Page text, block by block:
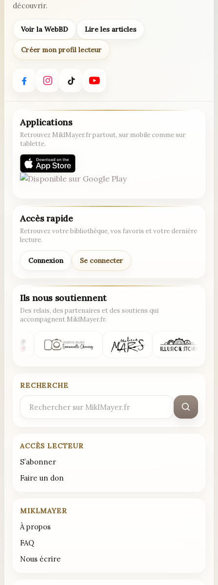
découvrir.
Voir la WebBD Lire les articles
Créer mon profil lecteur
Applications
Retrouvez MiklMayer.fr partout, sur mobile comme sur
tablette.
Accès rapide
Retrouvez votre bibliothèque, vos favoris et votre dernière
lecture.
Connexion Se connecter
Ils nous soutiennent
Des relais, des partenaires et des soutiens qui
accompagnent MiklMayer.fr.
RECHERCHE
Rechercher
ACCÈS LECTEUR
S’abonner
Faire un don
MIKLMAYER
À propos
FAQ
Nous écrire